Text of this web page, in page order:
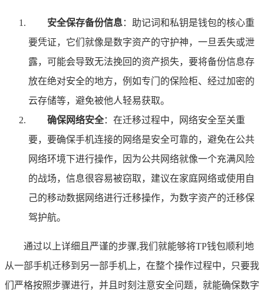
安全保存备份信息：助记词和私钥是钱包的核心重
要凭证，它们就像是数字资产的守护神，一旦丢失或泄
露，可能会导致无法挽回的资产损失，要将备份信息存
放在绝对安全的地方，例如专门的保险柜、经过加密的
云存储等，避免被他人轻易获取。
确保网络安全：在迁移过程中，网络安全至关重
要，要确保手机连接的网络是安全可靠的，避免在公共
网络环境下进行操作，因为公共网络就像一个充满风险
的战场，信息很容易被窃取，建议在家庭网络或使用自
己的移动数据网络进行迁移操作，为数字资产的迁移保
驾护航。
通过以上详细且严谨的步骤,我们就能够将TP钱包顺利地
从一部手机迁移到另一部手机上，在整个操作过程中，只要我
们严格按照步骤进行，并且时刻注意安全问题，就能确保数字